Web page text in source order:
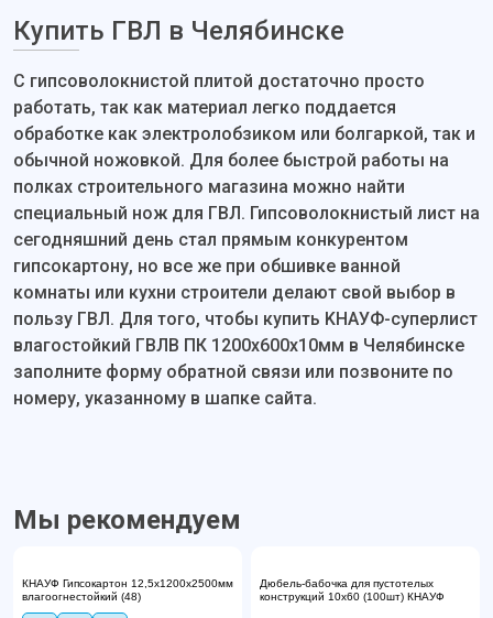
Купить ГВЛ в Челябинске
С гипсоволокнистой плитой достаточно просто
работать, так как материал легко поддается
обработке как электролобзиком или болгаркой, так и
обычной ножовкой. Для более быстрой работы на
полках строительного магазина можно найти
специальный нож для ГВЛ. Гипсоволокнистый лист на
сегодняшний день стал прямым конкурентом
гипсокартону, но все же при обшивке ванной
комнаты или кухни строители делают свой выбор в
пользу ГВЛ. Для того, чтобы купить KНАУФ-суперлист
влагостойкий ГВЛВ ПК 1200х600х10мм в Челябинске
заполните форму обратной связи или позвоните по
номеру, указанному в шапке сайта.
Мы рекомендуем
КНАУФ Гипсокартон 12,5х1200х2500мм
влагоогнестойкий (48)
Дюбель-бабочка для пустотелых
конструкций 10х60 (100шт) КНАУФ